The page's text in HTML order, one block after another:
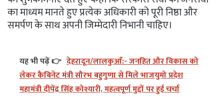
का माध्यम मानते हुए प्रत्येक अधिकारी को पूरी निष्ठा और
समर्पण के साथ अपनी जिम्मेदारी निभानी चाहिए।
यह भी पढ़ें 👉 देहरादून/लालकुआँ:- जनहित और विकास को
लेकर कैबिनेट मंत्री सौरभ बहुगुणा से मिले भाजयुमो प्रदेश
महामंत्री दीपेंद्र सिंह कोश्यारी, महत्वपूर्ण मुद्दों पर हुई चर्चा